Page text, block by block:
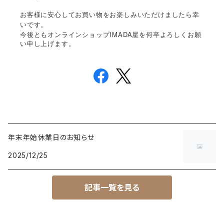
お客様に安心してお買い物をお楽しみいただけましたら幸
いです。
今後ともオンラインショップIMADA屋を何卒よろしくお願
い申し上げます。
年末年始休業日のお知らせ
2025/12/25
記事一覧を見る